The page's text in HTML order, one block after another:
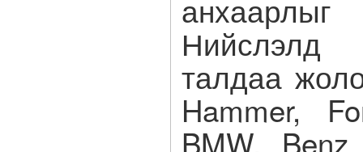
Нийслэлд
талдаа
Hammer,
BMW,